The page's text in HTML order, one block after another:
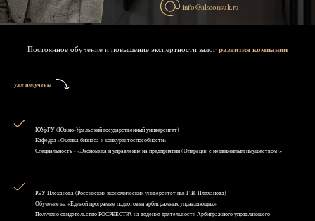
info@alsconsult.ru
Постоянное обучение и повышение экспертности залог развития компании
уже получены
ЮУрГУ (Южно-Уральский государственный университет)
Кафедра «Оценка бизнеса и конкурентоспособности»
Специальность - «Экономика и управление на предприятии (Операции с недвижимым имуществом)»
РЭУ Плеханова (Российский экономический университет им. Г.В. Плеханова)
Обучение на «Единой программе подготовки арбитражных управляющих»
Получено свидетельство РОСРЕЕСТРА на ведение деятельности Арбитражного управляющего